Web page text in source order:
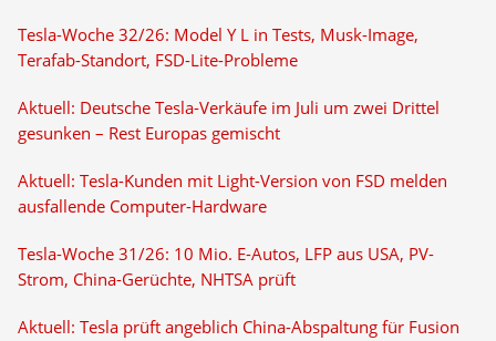
Tesla-Woche 32/26: Model Y L in Tests, Musk-Image,
Terafab-Standort, FSD-Lite-Probleme
Aktuell: Deutsche Tesla-Verkäufe im Juli um zwei Drittel
gesunken – Rest Europas gemischt
Aktuell: Tesla-Kunden mit Light-Version von FSD melden
ausfallende Computer-Hardware
Tesla-Woche 31/26: 10 Mio. E-Autos, LFP aus USA, PV-
Strom, China-Gerüchte, NHTSA prüft
Aktuell: Tesla prüft angeblich China-Abspaltung für Fusion